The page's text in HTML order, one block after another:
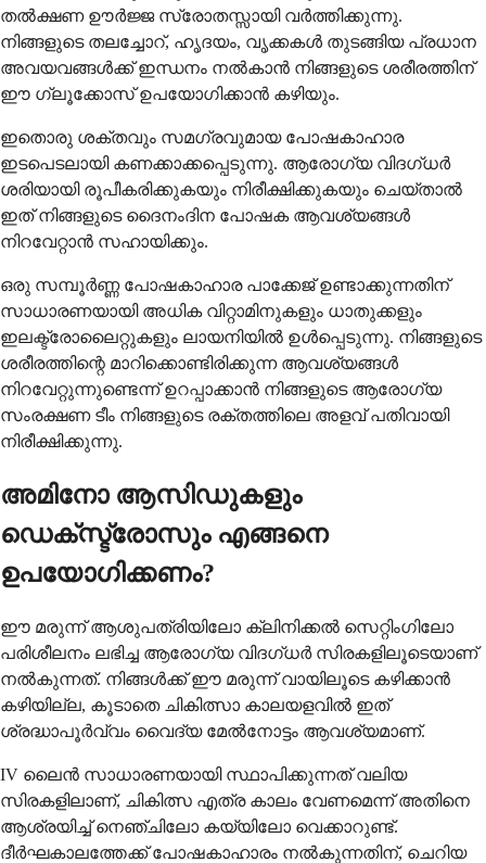
തൽക്ഷണ ഊർജ്ജ സ്രോതസ്സായി വർത്തിക്കുന്നു.
നിങ്ങളുടെ തലച്ചോറ്, ഹൃദയം, വൃക്കകൾ തുടങ്ങിയ പ്രധാന
അവയവങ്ങൾക്ക് ഇന്ധനം നൽകാൻ നിങ്ങളുടെ ശരീരത്തിന്
ഈ ഗ്ലൂക്കോസ് ഉപയോഗിക്കാൻ കഴിയും.
ഇതൊരു ശക്തവും സമഗ്രവുമായ പോഷകാഹാര
ഇടപെടലായി കണക്കാക്കപ്പെടുന്നു. ആരോഗ്യ വിദഗ്ധർ
ശരിയായി രൂപീകരിക്കുകയും നിരീക്ഷിക്കുകയും ചെയ്താൽ
ഇത് നിങ്ങളുടെ ദൈനംദിന പോഷക ആവശ്യങ്ങൾ
നിറവേറ്റാൻ സഹായിക്കും.
ഒരു സമ്പൂർണ്ണ പോഷകാഹാര പാക്കേജ് ഉണ്ടാക്കുന്നതിന്
സാധാരണയായി അധിക വിറ്റാമിനുകളും ധാതുക്കളും
ഇലക്ട്രോലൈറ്റുകളും ലായനിയിൽ ഉൾപ്പെടുന്നു. നിങ്ങളുടെ
ശരീരത്തിന്റെ മാറിക്കൊണ്ടിരിക്കുന്ന ആവശ്യങ്ങൾ
നിറവേറ്റുന്നുണ്ടെന്ന് ഉറപ്പാക്കാൻ നിങ്ങളുടെ ആരോഗ്യ
സംരക്ഷണ ടീം നിങ്ങളുടെ രക്തത്തിലെ അളവ് പതിവായി
നിരീക്ഷിക്കുന്നു.
അമിനോ ആസിഡുകളും
ഡെക്സ്ട്രോസും എങ്ങനെ
ഉപയോഗിക്കണം?
ഈ മരുന്ന് ആശുപത്രിയിലോ ക്ലിനിക്കൽ സെറ്റിംഗിലോ
പരിശീലനം ലഭിച്ച ആരോഗ്യ വിദഗ്ധർ സിരകളിലൂടെയാണ്
നൽകുന്നത്. നിങ്ങൾക്ക് ഈ മരുന്ന് വായിലൂടെ കഴിക്കാൻ
കഴിയില്ല, കൂടാതെ ചികിത്സാ കാലയളവിൽ ഇത്
ശ്രദ്ധാപൂർവ്വം വൈദ്യ മേൽനോട്ടം ആവശ്യമാണ്.
IV ലൈൻ സാധാരണയായി സ്ഥാപിക്കുന്നത് വലിയ
സിരകളിലാണ്, ചികിത്സ എത്ര കാലം വേണമെന്ന് അതിനെ
ആശ്രയിച്ച് നെഞ്ചിലോ കയ്യിലോ വെക്കാറുണ്ട്.
ദീർഘകാലത്തേക്ക് പോഷകാഹാരം നൽകുന്നതിന്, ചെറിയ